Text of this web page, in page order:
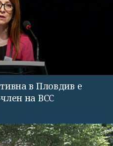
в Пловдив е
на ВСС